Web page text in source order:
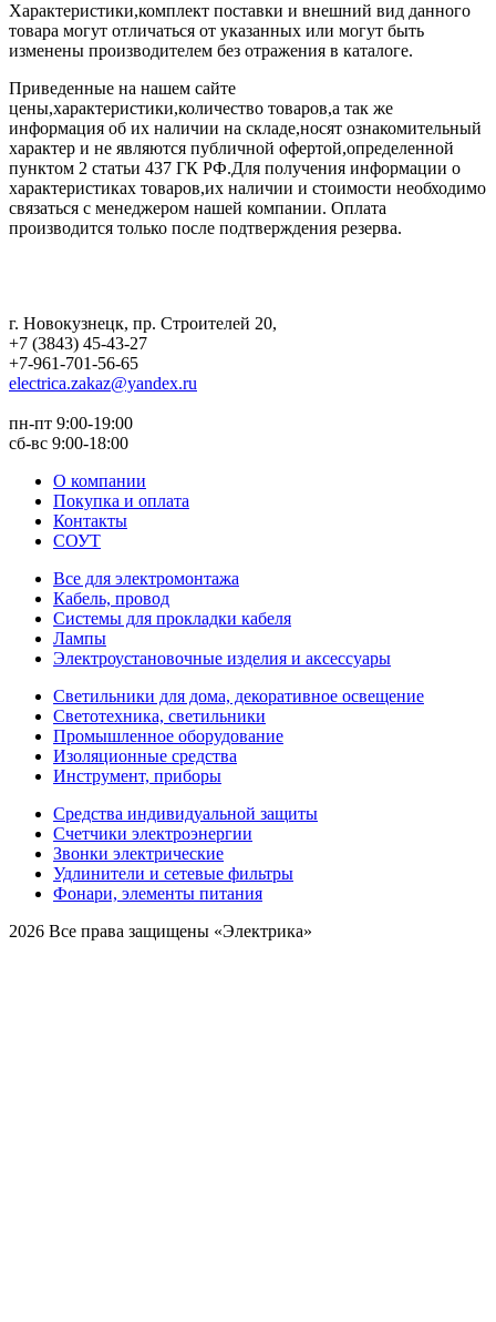
Характеристики,комплект поставки и внешний вид данного
товара могут отличаться от указанных или могут быть
изменены производителем без отражения в каталоге.
Приведенные на нашем сайте
цены,характеристики,количество товаров,а так же
информация об их наличии на складе,носят ознакомительный
характер и не являются публичной офертой,определенной
пунктом 2 статьи 437 ГК РФ.Для получения информации о
характеристиках товаров,их наличии и стоимости необходимо
связаться с менеджером нашей компании. Оплата
производится только после подтверждения резерва.
г. Новокузнецк, пр. Строителей 20,
+7 (3843) 45-43-27
+7-961-701-56-65
electrica.zakaz@yandex.ru
пн-пт 9:00-19:00
сб-вс 9:00-18:00
О компании
Покупка и оплата
Контакты
СОУТ
Все для электромонтажа
Кабель, провод
Системы для прокладки кабеля
Лампы
Электроустановочные изделия и аксессуары
Светильники для дома, декоративное освещение
Светотехника, светильники
Промышленное оборудование
Изоляционные средства
Инструмент, приборы
Средства индивидуальной защиты
Счетчики электроэнергии
Звонки электрические
Удлинители и сетевые фильтры
Фонари, элементы питания
2026 Все права защищены «Электрика»